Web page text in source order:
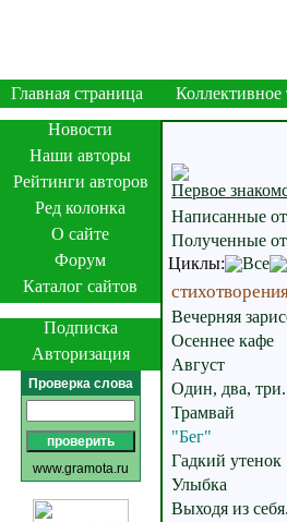
Главная страница Коллективное
Новости
Наши авторы
Рейтинги авторов
Ред колонка
О сайте
Форум
Каталог сайтов
Подписка
Авторизация
Проверка слова
www.gramota.ru
Первое
Написанные
Полученные
Циклы:
Все
Вечерняя
Осеннее кафе
Август
Один, два,
Трамвай
"Бег"
Гадкий утенок
Улыбка
Выходя из